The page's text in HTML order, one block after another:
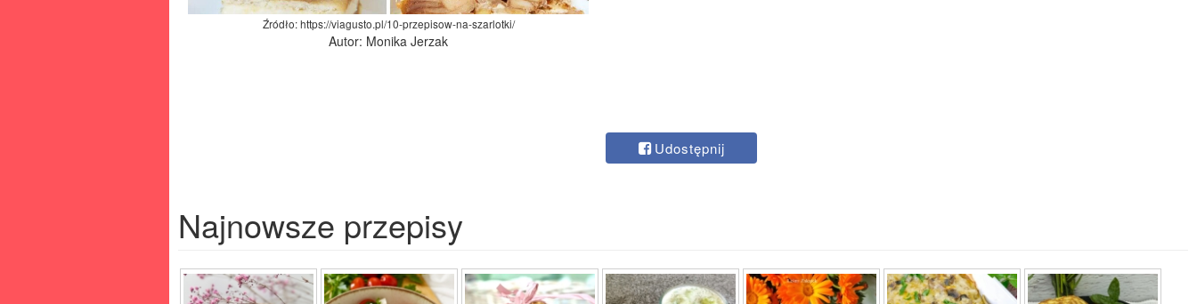
Źródło: https://viagusto.pl/10-przepisow-na-szarlotki/
Autor: Monika Jerzak
Udostępnij
Najnowsze przepisy